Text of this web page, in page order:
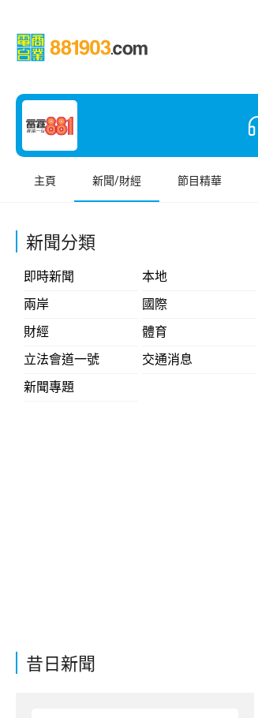
主頁 新聞/財經 節目精華
新聞分類
即時新聞
本地
兩岸
國際
財經
體育
立法會道一號
交通消息
新聞專題
昔日新聞